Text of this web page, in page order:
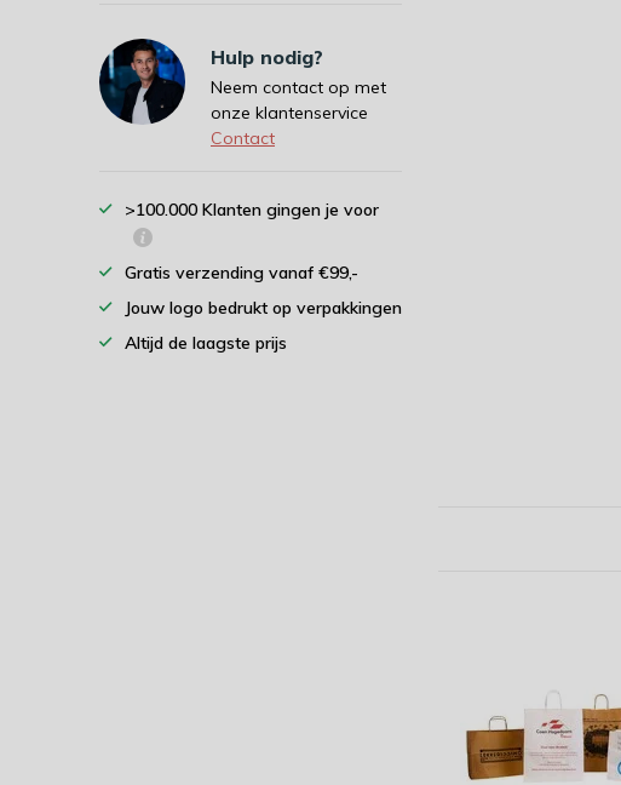
Hulp nodig?
Neem contact op met
onze klantenservice
Contact
>100.000 Klanten gingen je voor
Gratis verzending vanaf €99,-
Jouw logo bedrukt op verpakkingen
Altijd de laagste prijs